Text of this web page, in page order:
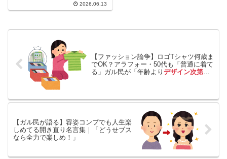
い・万引き増加・高齢者問題ま
2026.06.13
【ファッション論争】ロゴTシャツ何歳ま
でOK？アラフォー・50代も「普通に着て
る」ガル民が「年齢より デザイン次第」
【ガル民が語る】容姿コンプでも人生楽
しめてる開き直り名言集｜「どうせブス
なら全力で楽しめ！」